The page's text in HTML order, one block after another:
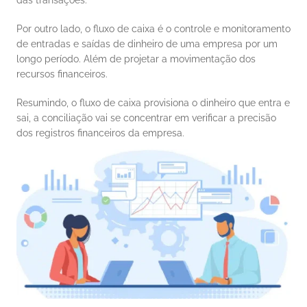
Por outro lado, o fluxo de caixa é o controle e monitoramento
de entradas e saídas de dinheiro de uma empresa por um
longo período. Além de projetar a movimentação dos
recursos financeiros.
Resumindo, o fluxo de caixa provisiona o dinheiro que entra e
sai, a conciliação vai se concentrar em verificar a precisão
dos registros financeiros da empresa.